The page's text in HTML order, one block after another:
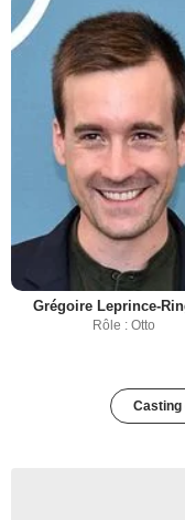
Grégoire Leprince-
Rôle : Otto
Casting